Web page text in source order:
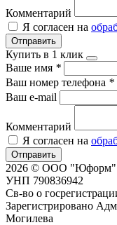
Комментарий
Я согласен на
Отправить
Купить в 1 клик
Ваше имя *
Ваш номер телефона *
Ваш e-mail
Комментарий
Я согласен на
Отправить
2026 © ООО "Юформ"
УНП 790836942
Св-во о
Зарегистрировано
Могилева